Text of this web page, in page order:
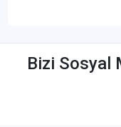
Bizi Sosyal